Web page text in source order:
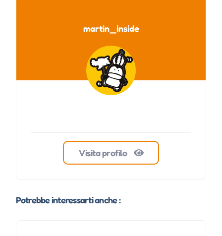
martin_inside
Visita profilo
Potrebbe interessarti anche :